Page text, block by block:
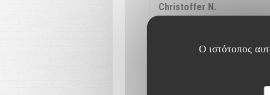
Ο ιστότοπος
Christoffer N
Fantastic food and good